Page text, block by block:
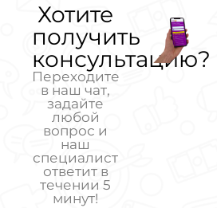
Хотите
получить
консультацию?
Переходите
в наш чат,
задайте
любой
вопрос и
наш
специалист
ответит в
течении 5
минут!